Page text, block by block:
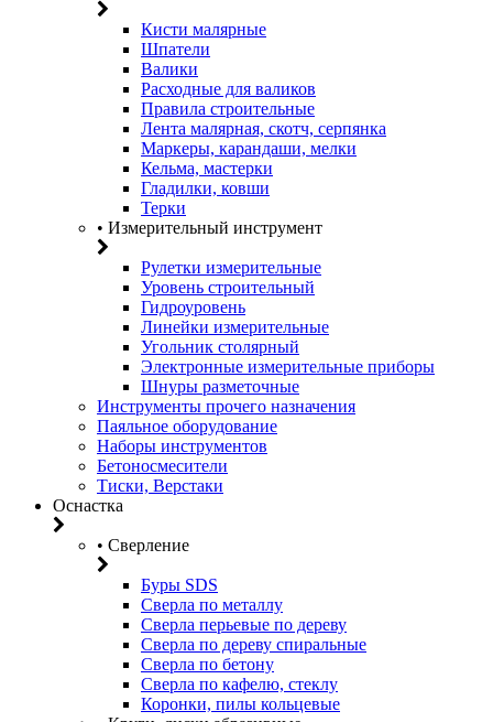
Кисти малярные
Шпатели
Валики
Расходные для валиков
Правила строительные
Лента малярная, скотч, серпянка
Маркеры, карандаши, мелки
Кельма, мастерки
Гладилки, ковши
Терки
• Измерительный инструмент
Рулетки измерительные
Уровень строительный
Гидроуровень
Линейки измерительные
Угольник столярный
Электронные измерительные приборы
Шнуры разметочные
Инструменты прочего назначения
Паяльное оборудование
Наборы инструментов
Бетоносмесители
Тиски, Верстаки
Оснастка
• Сверление
Буры SDS
Сверла по металлу
Сверла перьевые по дереву
Сверла по дереву спиральные
Сверла по бетону
Сверла по кафелю, стеклу
Коронки, пилы кольцевые